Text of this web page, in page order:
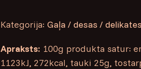
Kategorija: Gaļa / desas /
Apraksts: 100g produkta satur:
1123kJ, 272kcal, tauki 25g,